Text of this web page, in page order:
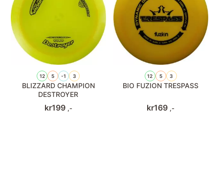
12 5 -1 3
BLIZZARD CHAMPION
DESTROYER
kr199 ,-
12 5 3
BIO FUZION TRESPASS
kr169 ,-